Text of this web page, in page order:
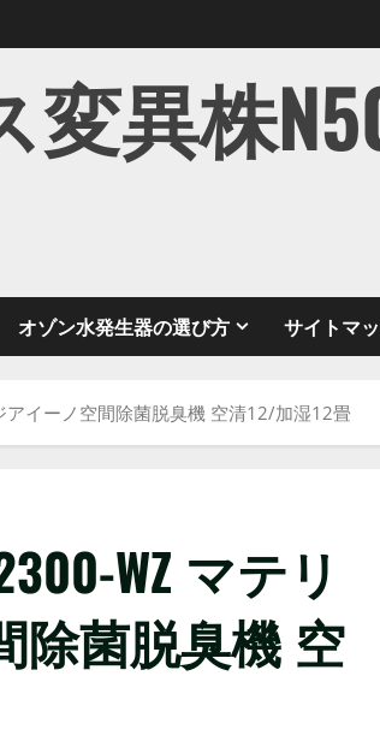
異株
オゾン水発生器の選び方 サイトマ
イーノ空間除菌脱臭機 空清12/加湿12畳
WZ マテリ
除菌脱臭機 空